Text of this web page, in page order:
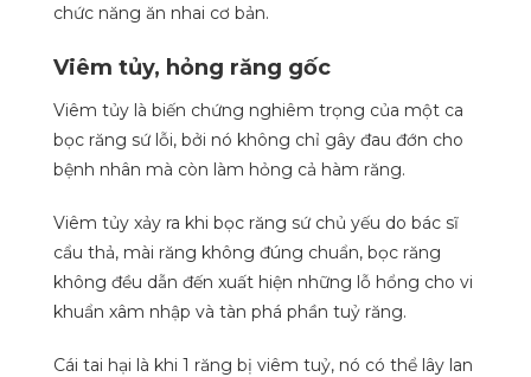
chức năng ăn nhai cơ bản.
Viêm tủy, hỏng răng gốc
Viêm tủy là biến chứng nghiêm trọng của một ca
bọc răng sứ lỗi, bởi nó không chỉ gây đau đớn cho
bệnh nhân mà còn làm hỏng cả hàm răng.
Viêm tủy xảy ra khi bọc răng sứ chủ yếu do bác sĩ
cẩu thả, mài răng không đúng chuẩn, bọc răng
không đều dẫn đến xuất hiện những lỗ hổng cho vi
khuẩn xâm nhập và tàn phá phần tuỷ răng.
Cái tai hại là khi 1 răng bị viêm tuỷ, nó có thể lây lan